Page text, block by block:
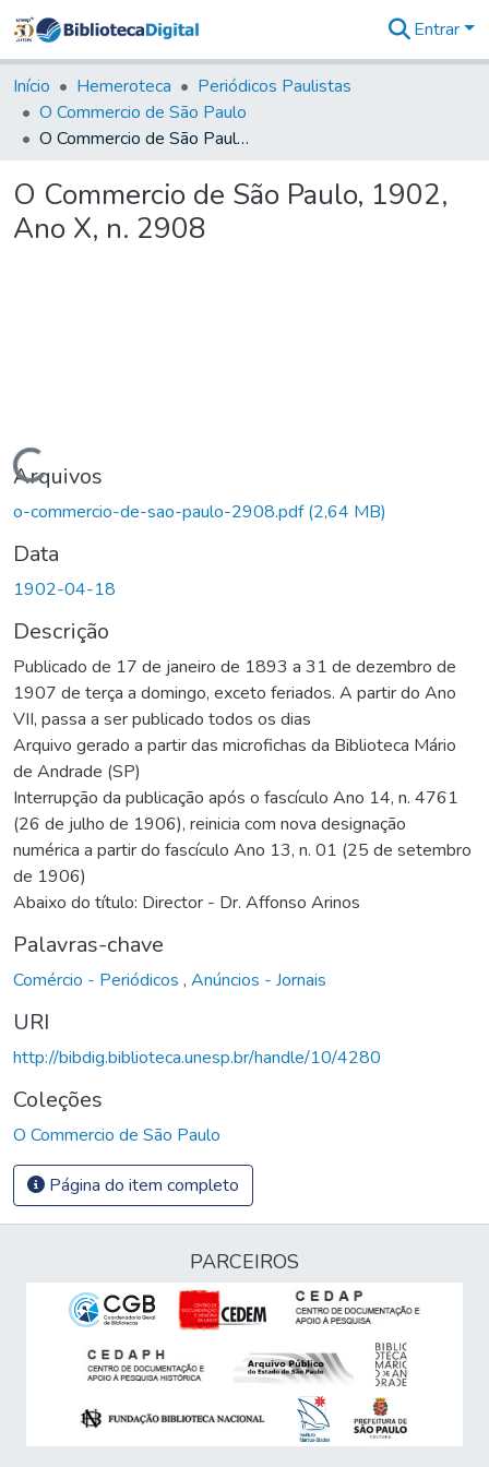
&
Coleções
Tudo na
Biblioteca
Estatísticas
Entrar
Início Hemeroteca
Periódicos Paulistas
O Commercio de São Paulo
O Commercio de São Paulo, 1902, Ano X, n. 2908
O Commercio de São Paulo, 1902,
Ano X, n. 2908
Carregando...
Arquivos
o-commercio-de-sao-paulo-2908.pdf(2,64 MB)
Data
1902-04-18
Descrição
Publicado de 17 de janeiro de 1893 a 31 de dezembro de
1907 de terça a domingo, exceto feriados. A partir do Ano
VII, passa a ser publicado todos os dias
Arquivo gerado a partir das microfichas da Biblioteca Mário
de Andrade (SP)
Interrupção da publicação após o fascículo Ano 14, n. 4761
(26 de julho de 1906), reinicia com nova designação
numérica a partir do fascículo Ano 13, n. 01 (25 de setembro
de 1906)
Abaixo do título: Director - Dr. Affonso Arinos
Palavras-chave
Comércio - Periódicos , Anúncios - Jornais
URI
http://bibdig.biblioteca.unesp.br/handle/10/4280
Coleções
O Commercio de São Paulo
Página do item completo
PARCEIROS